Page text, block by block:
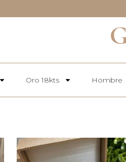
Oro 18kts Hombre